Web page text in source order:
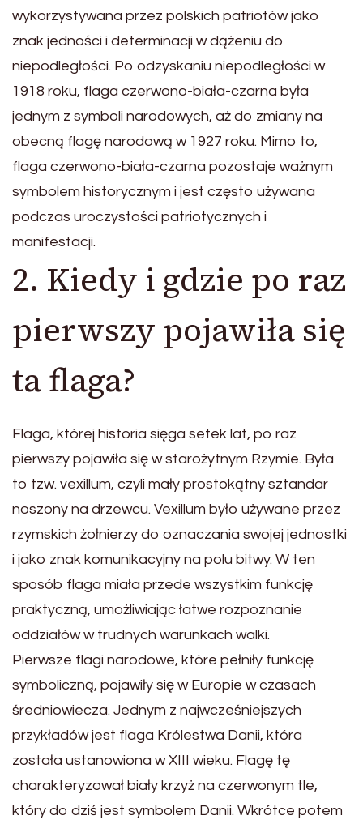
wykorzystywana przez polskich patriotów jako
znak jedności i determinacji w dążeniu do
niepodległości. Po odzyskaniu niepodległości w
1918 roku, flaga czerwono-biała-czarna była
jednym z symboli narodowych, aż do zmiany na
obecną flagę narodową w 1927 roku. Mimo to,
flaga czerwono-biała-czarna pozostaje ważnym
symbolem historycznym i jest często używana
podczas uroczystości patriotycznych i
manifestacji.
2. Kiedy i gdzie po raz
pierwszy pojawiła się
ta flaga?
Flaga, której historia sięga setek lat, po raz
pierwszy pojawiła się w starożytnym Rzymie. Była
to tzw. vexillum, czyli mały prostokątny sztandar
noszony na drzewcu. Vexillum było używane przez
rzymskich żołnierzy do oznaczania swojej jednostki
i jako znak komunikacyjny na polu bitwy. W ten
sposób flaga miała przede wszystkim funkcję
praktyczną, umożliwiając łatwe rozpoznanie
oddziałów w trudnych warunkach walki.
Pierwsze flagi narodowe, które pełniły funkcję
symboliczną, pojawiły się w Europie w czasach
średniowiecza. Jednym z najwcześniejszych
przykładów jest flaga Królestwa Danii, która
została ustanowiona w XIII wieku. Flagę tę
charakteryzował biały krzyż na czerwonym tle,
który do dziś jest symbolem Danii. Wkrótce potem